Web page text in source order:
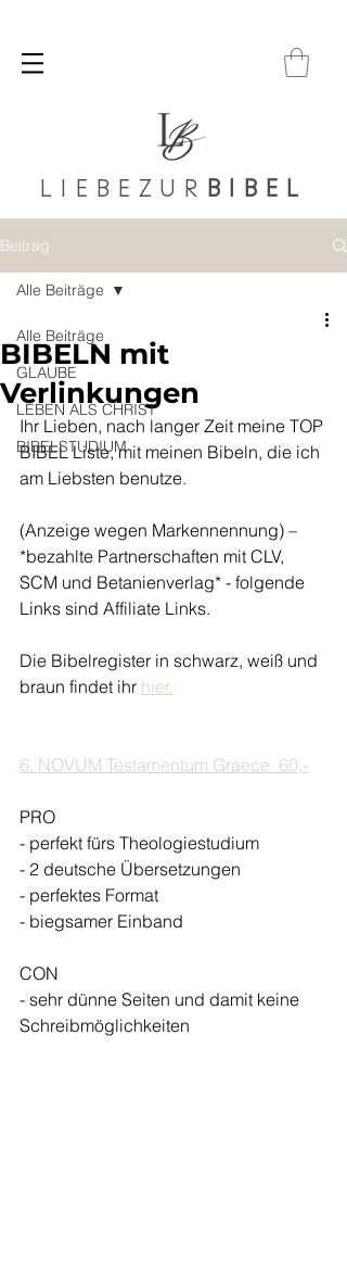
LIEBEZUR BIBEL
Beitrag
Alle Beiträge
GLAUBE
LEBEN ALS CHRIST
BIBELSTUDIUM
Alle Beiträge
BIBELN mit
Verlinkungen
Ihr Lieben, nach langer Zeit meine TOP
BIBEL Liste, mit meinen Bibeln, die ich
am Liebsten benutze.
(Anzeige wegen Markennennung) –
*bezahlte Partnerschaften mit CLV,
SCM und Betanienverlag* - folgende
Links sind Affiliate Links.
Die Bibelregister in schwarz, weiß und
braun findet ihr hier.
6. NOVUM Testamentum Graece  60,-
PRO
- perfekt fürs Theologiestudium
- 2 deutsche Übersetzungen
- perfektes Format
- biegsamer Einband
CON
- sehr dünne Seiten und damit keine
Schreibmöglichkeiten